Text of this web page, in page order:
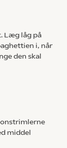
Læg låg på
i, når
den skal
middel